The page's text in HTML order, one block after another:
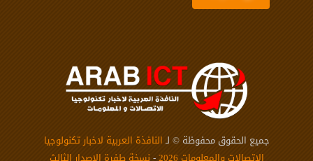
جميع الحقوق محفوظة © لـالنافذة العربية لاخبار تكنولوجيا